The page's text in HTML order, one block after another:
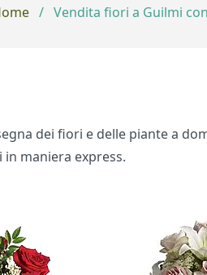
/ Vendita fiori a Guilmi
dei fiori e delle piante a
maniera express.